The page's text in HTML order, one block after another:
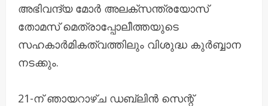
അഭിവന്ദ്യ മോര്‍ അലക്‌സന്ത്രയോസ്
തോമസ് മെത്രാപ്പോലീത്തയുടെ
സഹകാര്‍മികത്വത്തിലും വിശുദ്ധ കുര്‍ബ്ബാന
നടക്കും.
21-ന് ഞായറാഴ്ച ഡബ്ലിന്‍ സെന്റ്